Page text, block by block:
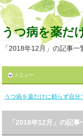
うつ病を薬だ
「2018年12月」の記事一
メニュー
うつ病を薬だけに頼らず自分
「2018年12月」の記事